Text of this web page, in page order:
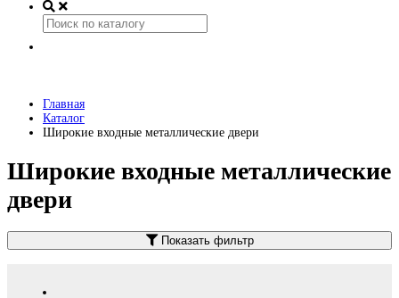
Главная
Каталог
Широкие входные металлические двери
Широкие входные металлические
двери
Показать фильтр